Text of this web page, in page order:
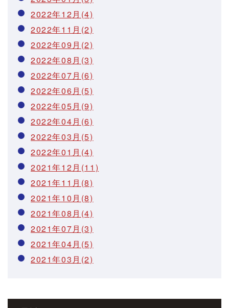
2022年12月(4)
2022年11月(2)
2022年09月(2)
2022年08月(3)
2022年07月(6)
2022年06月(5)
2022年05月(9)
2022年04月(6)
2022年03月(5)
2022年01月(4)
2021年12月(11)
2021年11月(8)
2021年10月(8)
2021年08月(4)
2021年07月(3)
2021年04月(5)
2021年03月(2)